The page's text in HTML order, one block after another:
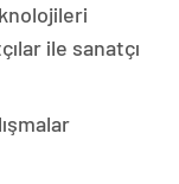
ile sanatçı